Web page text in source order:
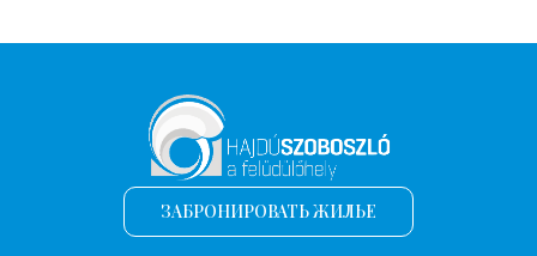
ЗАБРОНИРОВАТЬ ЖИЛЬЕ